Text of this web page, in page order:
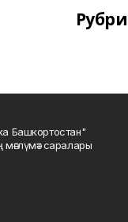
Башкортостан"
мәғлүмәт саралары